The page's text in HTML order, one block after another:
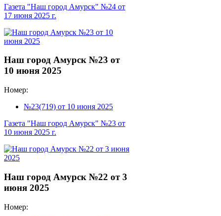
Газета "Наш город Амурск" №24 от
17 июня 2025 г.
Наш город Амурск №23 от
10 июня 2025
Номер:
№23(719) от 10 июня 2025
Газета "Наш город Амурск" №23 от
10 июня 2025 г.
Наш город Амурск №22 от 3
июня 2025
Номер: